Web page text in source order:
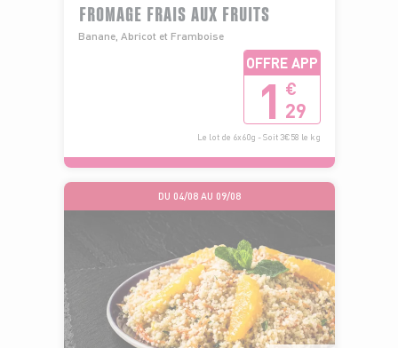
FROMAGE FRAIS AUX FRUITS
Banane, Abricot et Framboise
OFFRE APP
1 €
29
Le lot de 6x60g - Soit 3€58 le kg
DU 04/08 AU 09/08